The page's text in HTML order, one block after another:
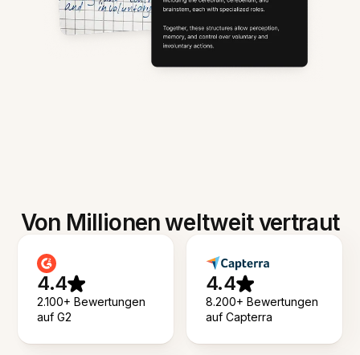
Von Millionen weltweit vertraut
4.4
2.100+ Bewertungen
auf G2
4.4
8.200+ Bewertungen
auf Capterra